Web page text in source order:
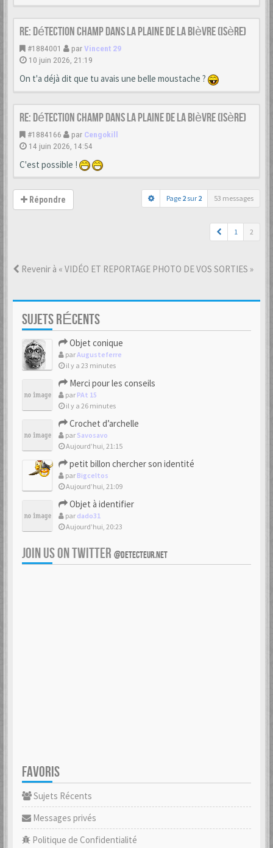
Re: Détection champ dans la Plaine de la Bièvre (Isère)
#1884001 parVincent 29
10 juin 2026, 21:19
On t'a déjà dit que tu avais une belle moustache ?
Re: Détection champ dans la Plaine de la Bièvre (Isère)
#1884166 par Cengokill
14 juin 2026, 14:54
C'est possible !
Répondre Page 2 sur 2 53 messages
1 2
Revenir à « VIDÉO ET REPORTAGE PHOTO DE VOS SORTIES »
SUJETS RÉCENTS
Objet conique
parAugusteferre
il y a 23 minutes
Merci pour les conseils
par PAt 15
il y a 26 minutes
Crochet d’archelle
par Savosavo
Aujourd’hui, 21:15
petit billon chercher son identité
par Bigceltos
Aujourd’hui, 21:09
Objet à identifier
par dado31
Aujourd’hui, 20:23
JOIN US ON TWITTER @DETECTEUR.NET
FAVORIS
Sujets Récents
Messages privés
Politique de Confidentialité